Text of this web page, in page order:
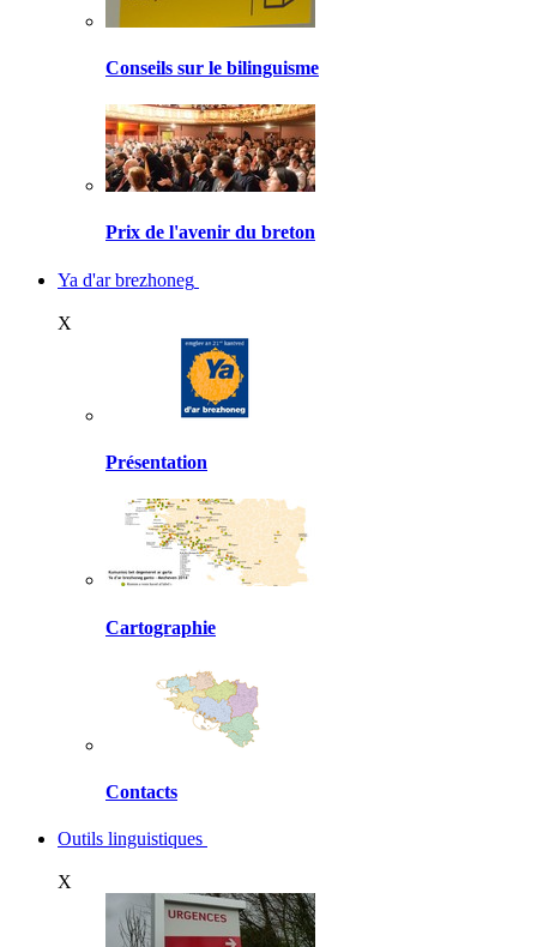
Conseils sur le bilinguisme
Prix de l'avenir du breton
Ya d'ar brezhoneg
X
Présentation
Cartographie
Contacts
Outils linguistiques
X